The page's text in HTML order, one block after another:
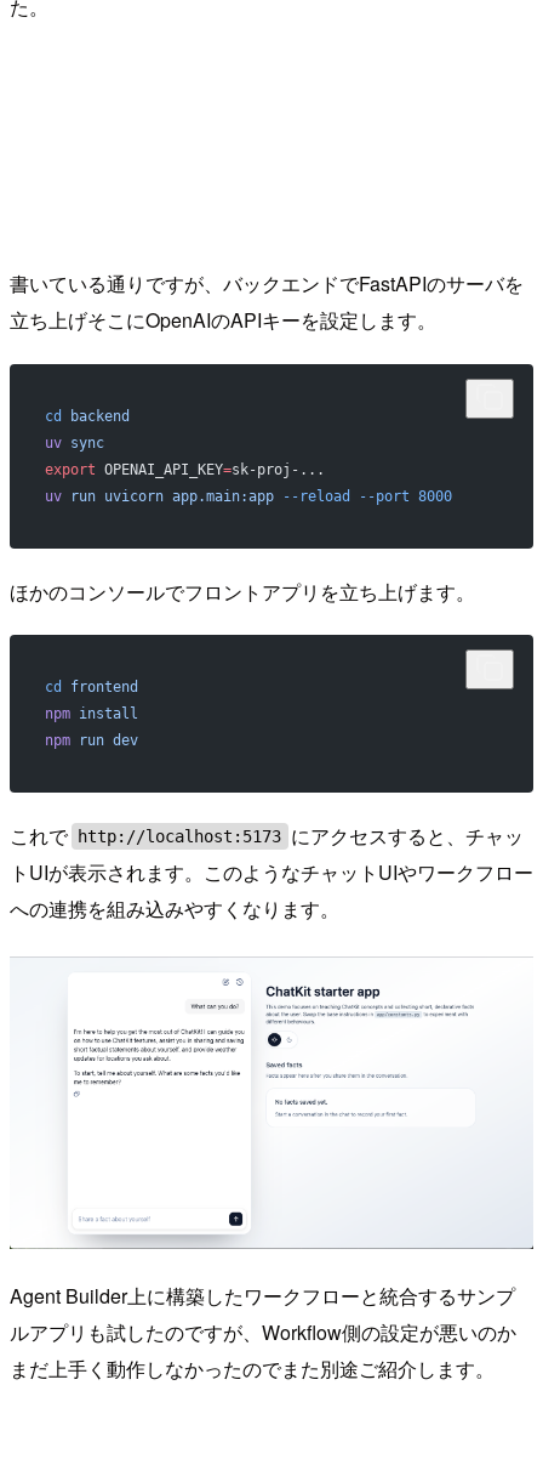
た。
書いている通りですが、バックエンドでFastAPIのサーバを
立ち上げそこにOpenAIのAPIキーを設定します。
cd
backend
uv sync
export OPENAI_API_KEY=sk-proj-...
uv run uvicorn app.main:app --reload --port 8000
ほかのコンソールでフロントアプリを立ち上げます。
cd
frontend
npm install
npm run dev
これで http://localhost:5173 にアクセスすると、チャッ
トUIが表示されます。このようなチャットUIやワークフロー
への連携を組み込みやすくなります。
Agent Builder上に構築したワークフローと統合するサンプ
ルアプリも試したのですが、Workflow側の設定が悪いのか
まだ上手く動作しなかったのでまた別途ご紹介します。